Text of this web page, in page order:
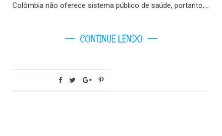
Colômbia não oferece sistema público de saúde, portanto,…
CONTINUE LENDO